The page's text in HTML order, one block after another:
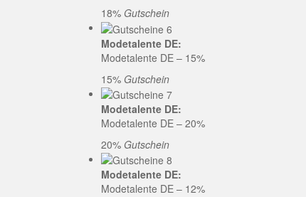
18% Gutschein
Modetalente DE:
Modetalente DE – 15%
15% Gutschein
Modetalente DE:
Modetalente DE – 20%
20% Gutschein
Modetalente DE:
Modetalente DE – 12%